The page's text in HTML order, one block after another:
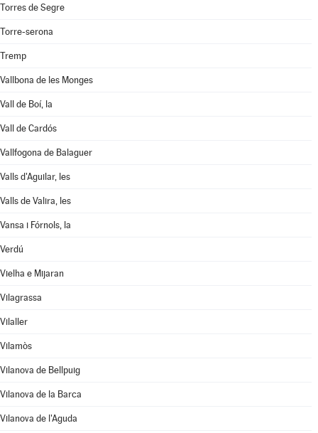
Torres de Segre
Torre-serona
Tremp
Vallbona de les Monges
Vall de Boí, la
Vall de Cardós
Vallfogona de Balaguer
Valls d'Aguilar, les
Valls de Valira, les
Vansa i Fórnols, la
Verdú
Vielha e Mijaran
Vilagrassa
Vilaller
Vilamòs
Vilanova de Bellpuig
Vilanova de la Barca
Vilanova de l'Aguda